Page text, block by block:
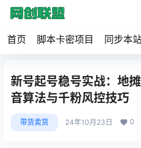
首页 脚本卡密项目 同步本
新号起号稳号实战：地
音算法与千粉风控技巧
带货卖货 24年10月23日 0